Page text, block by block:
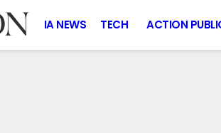
IA NEWS TECH ACTION